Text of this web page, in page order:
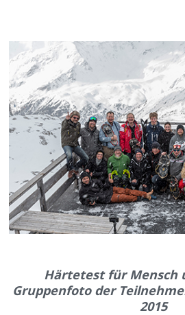
Härtetest für Mensch
Gruppenfoto der
2015